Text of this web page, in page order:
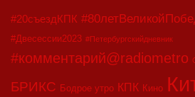
#20съездКПК
#Двесессии2023 #Петербургскийдневник
#комментарий@radiometro
БРИКС Бодрое утро КПК Кино